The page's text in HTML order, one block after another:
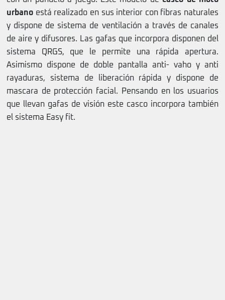
urbano está realizado en sus interior con fibras naturales
y dispone de sistema de ventilación a través de canales
de aire y difusores. Las gafas que incorpora disponen del
sistema QRGS, que le permite una rápida apertura.
Asimismo dispone de doble pantalla anti- vaho y anti
rayaduras, sistema de liberación rápida y dispone de
mascara de protección facial. Pensando en los usuarios
que llevan gafas de visión este casco incorpora también
el sistema Easy fit.